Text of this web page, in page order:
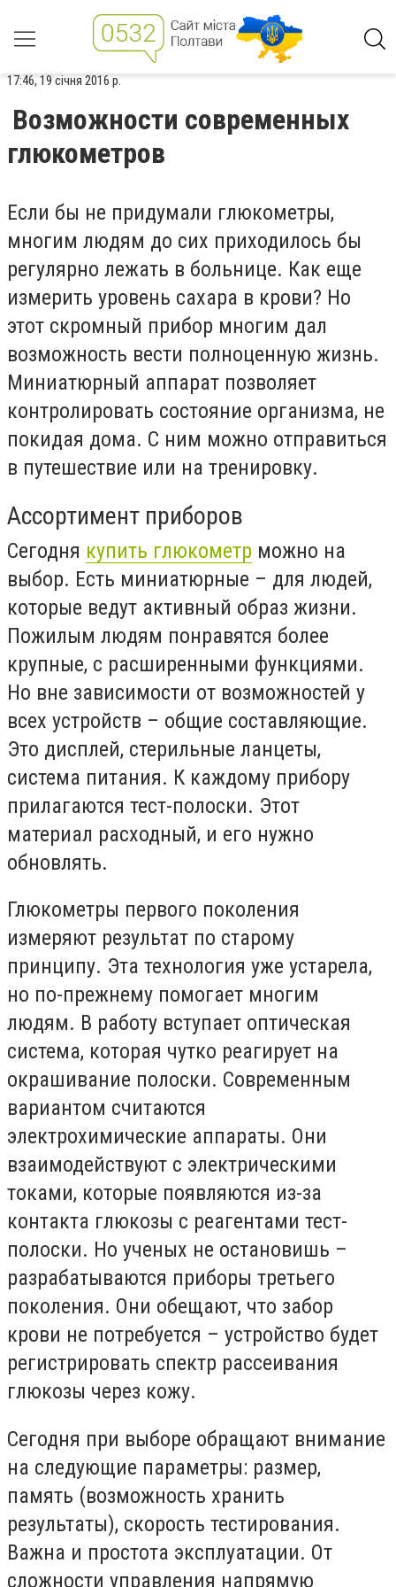
17:46, 19 січня 2016 р.
Возможности современных
глюкометров
Если бы не придумали глюкометры,
многим людям до сих приходилось бы
регулярно лежать в больнице. Как еще
измерить уровень сахара в крови? Но
этот скромный прибор многим дал
возможность вести полноценную жизнь.
Миниатюрный аппарат позволяет
контролировать состояние организма, не
покидая дома. С ним можно отправиться
в путешествие или на тренировку.
Ассортимент приборов
Сегодня купить глюкометр можно на
выбор. Есть миниатюрные – для людей,
которые ведут активный образ жизни.
Пожилым людям понравятся более
крупные, с расширенными функциями.
Но вне зависимости от возможностей у
всех устройств – общие составляющие.
Это дисплей, стерильные ланцеты,
система питания. К каждому прибору
прилагаются тест-полоски. Этот
материал расходный, и его нужно
обновлять.
Глюкометры первого поколения
измеряют результат по старому
принципу. Эта технология уже устарела,
но по-прежнему помогает многим
людям. В работу вступает оптическая
система, которая чутко реагирует на
окрашивание полоски. Современным
вариантом считаются
электрохимические аппараты. Они
взаимодействуют с электрическими
токами, которые появляются из-за
контакта глюкозы с реагентами тест-
полоски. Но ученых не остановишь –
разрабатываются приборы третьего
поколения. Они обещают, что забор
крови не потребуется – устройство будет
регистрировать спектр рассеивания
глюкозы через кожу.
Сегодня при выборе обращают внимание
на следующие параметры: размер,
память (возможность хранить
результаты), скорость тестирования.
Важна и простота эксплуатации. От
сложности управления напрямую